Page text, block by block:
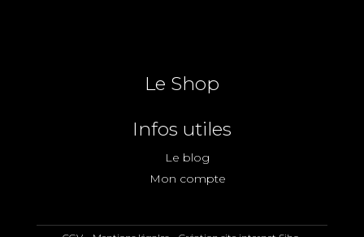
Le Shop
Infos utiles
Le blog
Mon compte